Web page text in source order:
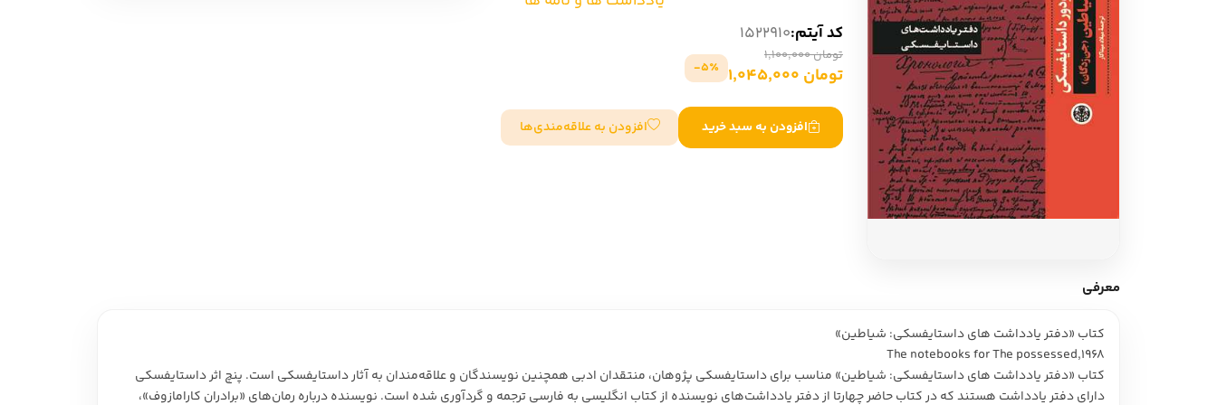
ادبیات آلمان
ادبیات ترکیه
ادبیات آسیا
سایر کشورهای اروپا
ادبیات
جستار و مقاله
زبان شناسی
تاریخ ادبیات
داستان کوتاه
شعر و متون کهن
کد آیتم:1522910
تومان 1,100,000
تومان 1,045,000 5٪-
افزودن به سبد خرید افزودن به علاقه‌مندی‌ها
معرفی
کتاب «دفتر یادداشت های داستایفسکی: شیاطین»
The notebooks for The possessed,1968
کتاب «دفتر یادداشت های داستایفسکی: شیاطین» مناسب برای داستایفسکی پژوهان، منتقدان ادبی همچنین نویسندگان و علاقه‌مندان به آثار داستایفسکی است. پنچ اثر داستایفسکی
دارای دفتر یادداشت هستند که در کتاب حاضر چهارتا از دفتر یادداشت‌های نویسنده از کتاب انگلیسی به فارسی ترجمه و گردآوری شده است. نویسنده درباره رمان‌های «برادران کارامازوف»،